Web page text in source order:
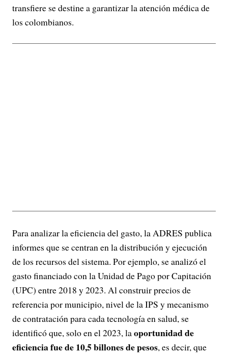
transfiere se destine a garantizar la atención médica de
los colombianos.
Para analizar la eficiencia del gasto, la ADRES publica
informes que se centran en la distribución y ejecución
de los recursos del sistema. Por ejemplo, se analizó el
gasto financiado con la Unidad de Pago por Capitación
(UPC) entre 2018 y 2023. Al construir precios de
referencia por municipio, nivel de la IPS y mecanismo
de contratación para cada tecnología en salud, se
identificó que, solo en el 2023, laoportunidad de
eficiencia fue de 10,5 billones de pesos, es decir, que